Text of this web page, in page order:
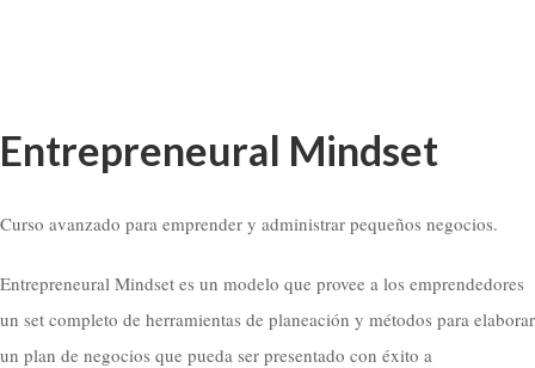
Entrepreneural Mindset
Curso avanzado para emprender y administrar pequeños negocios.
Entrepreneural Mindset es un modelo que provee a los emprendedores
un set completo de herramientas de planeación y métodos para elaborar
un plan de negocios que pueda ser presentado con éxito a